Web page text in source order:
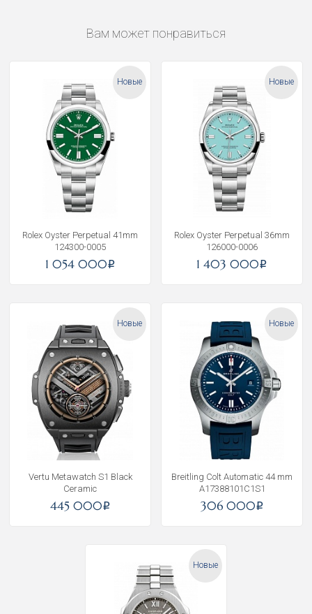
Вам может понравиться
Новые
Rolex Oyster Perpetual 41mm
124300-0005
1 054 000i
Новые
Rolex Oyster Perpetual 36mm
126000-0006
1 403 000i
Новые
Vertu Metawatch S1 Black
Ceramic
445 000i
Новые
Breitling Colt Automatic 44 mm
A17388101C1S1
306 000i
Новые